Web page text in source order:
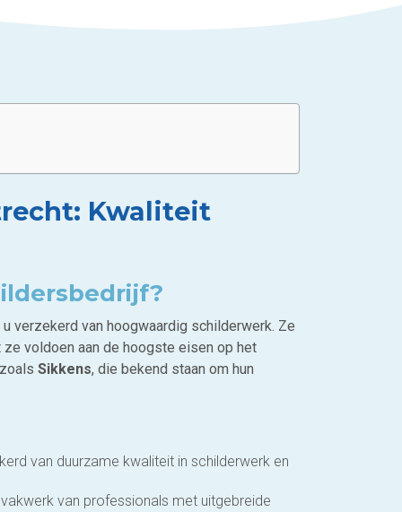
Kwaliteit
verzekerd van hoogwaardig schilderwerk. Ze
voldoen aan de hoogste eisen op het
Sikkens, die bekend staan om hun
van duurzame kwaliteit in schilderwerk en
van professionals met uitgebreide